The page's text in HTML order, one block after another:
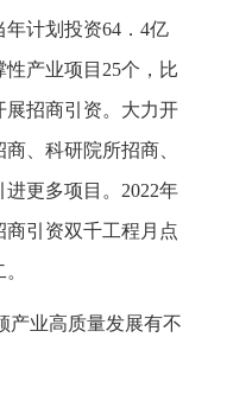
年计划投资64．4亿
产业项目25个，比
展招商引资。大力开
、科研院所招商、
更多项目。2022年
商引资双千工程月点
产业高质量发展有不